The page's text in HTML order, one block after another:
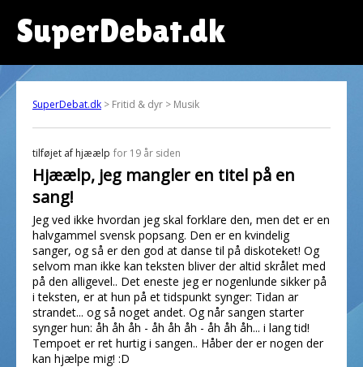
SuperDebat.dk
SuperDebat.dk > Fritid & dyr > Musik
tilføjet af hjæælp for 19 år siden
Hjæælp, jeg mangler en titel på en
sang!
Jeg ved ikke hvordan jeg skal forklare den, men det er en
halvgammel svensk popsang. Den er en kvindelig
sanger, og så er den god at danse til på diskoteket! Og
selvom man ikke kan teksten bliver der altid skrålet med
på den alligevel.. Det eneste jeg er nogenlunde sikker på
i teksten, er at hun på et tidspunkt synger: Tidan ar
strandet... og så noget andet. Og når sangen starter
synger hun: åh åh åh - åh åh åh - åh åh åh... i lang tid!
Tempoet er ret hurtig i sangen.. Håber der er nogen der
kan hjælpe mig! :D